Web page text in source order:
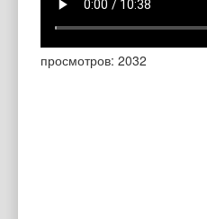
просмотров: 2032